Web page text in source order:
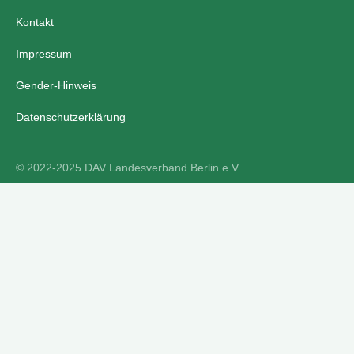
Kontakt
Impressum
Gender-Hinweis
Datenschutzerklärung
© 2022-2025 DAV Landesverband Berlin e.V.